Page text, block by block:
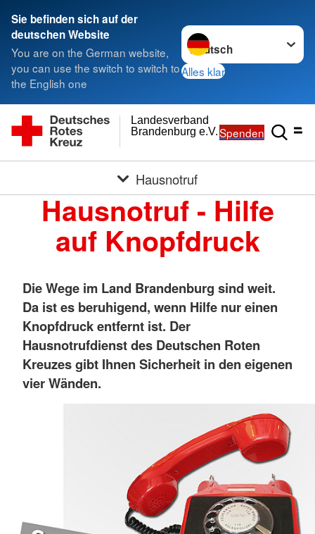
Sie befinden sich auf der
deutschen Website
You are on the German website,
you can use the switch to switch to
the English one
Sprache wechseln zu
Alles klar
Brandenburg e.V.
Landesverband
Spenden
Hausnotruf
Hausnotruf - Hilfe
auf Knopfdruck
Die Wege im Land Brandenburg sind weit.
Da ist es beruhigend, wenn Hilfe nur einen
Knopfdruck entfernt ist. Der
Hausnotrufdienst des Deutschen Roten
Kreuzes gibt Ihnen Sicherheit in den eigenen
vier Wänden.